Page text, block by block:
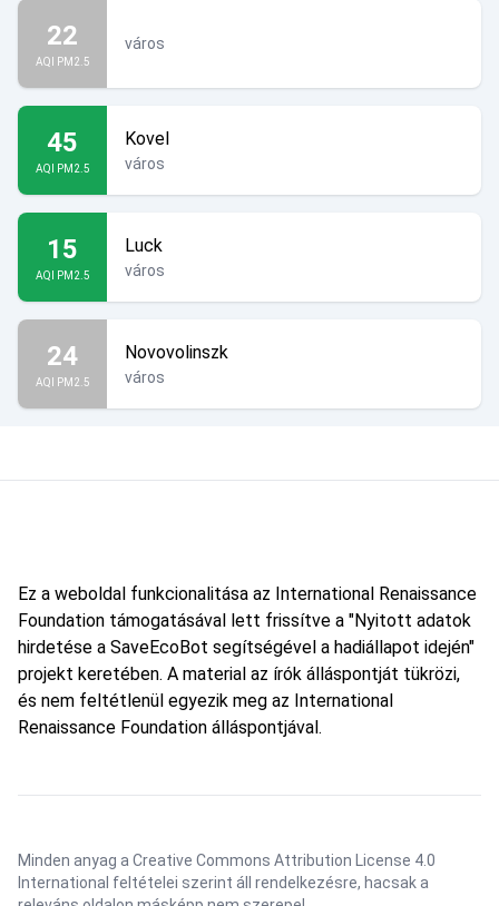
22
AQI PM2.5
város
45
AQI PM2.5
Kovel
város
15
AQI PM2.5
Luck
város
24
AQI PM2.5
Novovolinszk
város
Ez a weboldal funkcionalitása az International Renaissance
Foundation támogatásával lett frissítve a "Nyitott adatok
hirdetése a SaveEcoBot segítségével a hadiállapot idején"
projekt keretében. A material az írók álláspontját tükrözi,
és nem feltétlenül egyezik meg az International
Renaissance Foundation álláspontjával.
Minden anyag a Creative Commons Attribution License 4.0
International feltételei szerint áll rendelkezésre, hacsak a